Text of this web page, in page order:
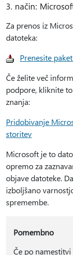
3. način:
Za prenos iz
datoteka:
Prenesite
Če želite več
podpore, kliknite
znanja:
Pridobivanje
storitev
Microsoft je to
opremo za
objave datoteke.
izboljšano
spremembe.
Pomembno
Če po